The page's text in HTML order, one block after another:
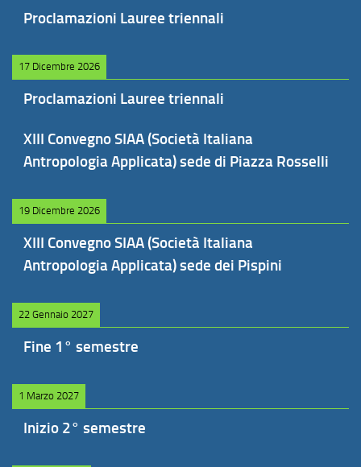
Proclamazioni Lauree triennali
17 Dicembre 2026
Proclamazioni Lauree triennali
XIII Convegno SIAA (Società Italiana
Antropologia Applicata) sede di Piazza Rosselli
19 Dicembre 2026
XIII Convegno SIAA (Società Italiana
Antropologia Applicata) sede dei Pispini
22 Gennaio 2027
Fine 1° semestre
1 Marzo 2027
Inizio 2° semestre